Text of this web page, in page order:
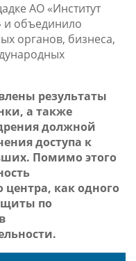
АО «Институт
и объединило
органов, бизнеса,
результаты
а также
должной
доступа к
Помимо этого
центра, как одного
по